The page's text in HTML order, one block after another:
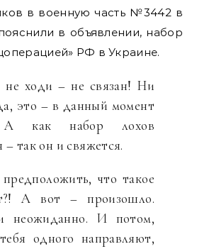
в военную часть №3442 в
в объявлении, набор
РФ в Украине.
не ходи – не связан! Ни
это – в данный момент
А как набор лохов
– так он и свяжется.
что такое
А вот – произошло.
неожиданно. И потом,
одного направляют,